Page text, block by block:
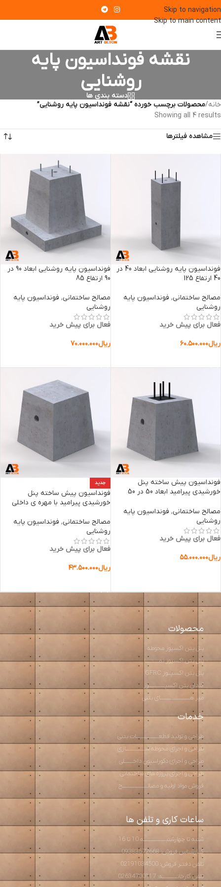
Skip to navigation
Skip to main content
نقشه فونداسیون پایه
روشنایی
دسته بندی ها
خانه/محصولات برچسب خورده “نقشه فونداسیون پایه روشنایی”
Showing all 4 results
مشاهده فیلترها
فونداسیون پایه روشنایی ابعاد 40 در
40 ارتفاع 125
مصالح ساختمانی, فونداسیون پایه
روشنایی
فعال برای پیش خرید
ریال۶۰.۵۰۰.۰۰۰
فونداسیون پایه روشنایی ابعاد 90 در
90 ارتفاع 85
مصالح ساختمانی, فونداسیون پایه
روشنایی
فعال برای پیش خرید
ریال۷۰.۰۰۰.۰۰۰
فونداسیون پیش ساخته پنل
خورشیدی پیرامید ابعاد 50 در 50
مصالح ساختمانی, فونداسیون پایه
روشنایی
فعال برای پیش خرید
ریال۵۵.۰۰۰.۰۰۰
جدید
فونداسیون پیش ساخته پنل
خورشیدی پیرامید با مهره ی داخلی
مصالح ساختمانی, فونداسیون پایه
روشنایی
فعال برای پیش خرید
ریال۴۳.۵۰۰.۰۰۰
محصولات
پنل بتن اکسپوز محوطه
پنل بتن اکسپوز نمـــــــــا
پنل بتن اکسپــوز GFRC
گلدان بتن اکسپـــــــــــوز
میز هــــــــــــــــــــای بتنی
خدمات
طراحی و تولید قطعـــــــــــــــات بتنی
طراحی و اجرای محوطه ســـــــــــــازی
طراحی و اجرای دکوراسیون داخــــــلی
طراحی و اجرای پروژه های ساختمانی
فروش مواد اولیه و مصالـــــــــــــــــح
ساعات کاری و تلفن ها
شنبه تا چهارشنبـــــــــــــــه 10 تا 16
کــارشناس فروش: 09383572668
تلفن دفتـر فروش: 02191034500
تلفن کارخانــــــــــه: 02634700117